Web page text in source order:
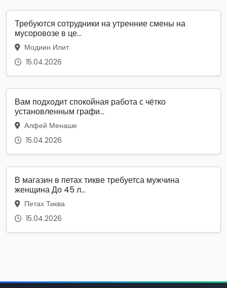
Требуются сотрудники на утренние смены на
мусоровозе в це...
Модиин Илит
15.04.2026
Вам подходит спокойная работа с чётко
установленным графи...
Алфей Менаше
15.04.2026
В магазин в петах тикве требуетса мужчина
женщина До 45 л...
Петах Тиква
15.04.2026